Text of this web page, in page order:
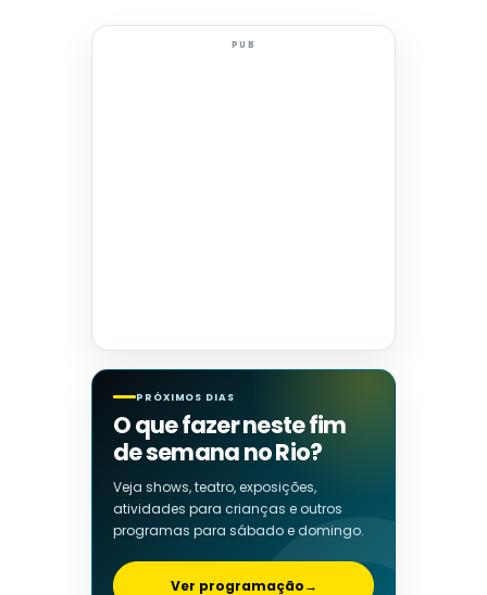
PUB
PRÓXIMOS DIAS
O que fazer neste fim
de semana no Rio?
Veja shows, teatro, exposições,
atividades para crianças e outros
programas para sábado e domingo.
Ver programação→